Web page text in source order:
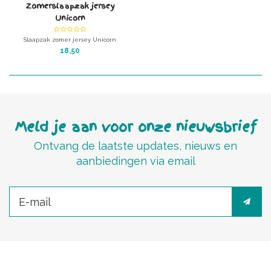
Zomerslaapzak jersey
Unicorn
Slaapzak zomer jersey Unicorn
Kleur: wit met roze eenhoorns.
18,50
Meld je aan voor onze nieuwsbrief
Ontvang de laatste updates, nieuws en
aanbiedingen via email